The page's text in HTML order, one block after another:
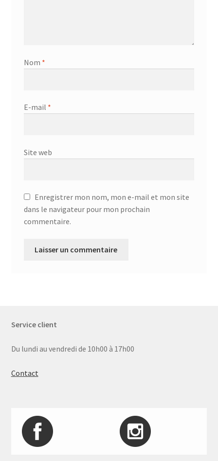
Nom *
E-mail *
Site web
Enregistrer mon nom, mon e-mail et mon site
dans le navigateur pour mon prochain
commentaire.
Service client
Du lundi au vendredi de 10h00 à 17h00
Contact